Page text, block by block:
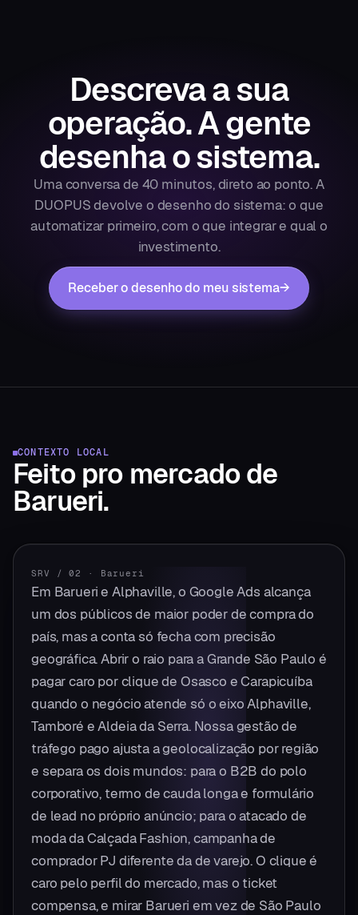
Descreva a sua
operação.A gente
desenha o sistema.
Uma conversa de 40 minutos, direto ao ponto. A
DUOPUS devolve o desenho do sistema: o que
automatizar primeiro, com o que integrar e qual o
investimento.
Receber o desenho do meu sistema→
CONTEXTO LOCAL
Feito pro mercadode
Barueri.
SRV / 02 · Barueri
Em Barueri e Alphaville, o Google Ads alcança
um dos públicos de maior poder de compra do
país, mas a conta só fecha com precisão
geográfica. Abrir o raio para a Grande São Paulo é
pagar caro por clique de Osasco e Carapicuíba
quando o negócio atende só o eixo Alphaville,
Tamboré e Aldeia da Serra. Nossa gestão de
tráfego pago ajusta a geolocalização por região
e separa os dois mundos: para o B2B do polo
corporativo, termo de cauda longa e formulário
de lead no próprio anúncio; para o atacado de
moda da Calçada Fashion, campanha de
comprador PJ diferente da de varejo. O clique é
caro pelo perfil do mercado, mas o ticket
compensa, e mirar Barueri em vez de São Paulo